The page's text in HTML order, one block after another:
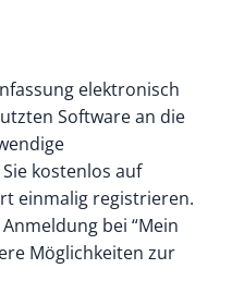
elektronisch
Software an die
kostenlos auf
einmalig registrieren.
bei “Mein
Möglichkeiten zur